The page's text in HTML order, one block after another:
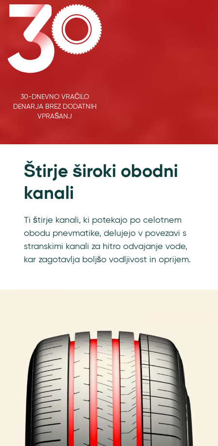
30-DNEVNO VRAČILO
DENARJA BREZ DODATNIH
VPRAŠANJ
Štirje široki obodni
kanali
Ti štirje kanali, ki potekajo po celotnem
obodu pnevmatike, delujejo v povezavi s
stranskimi kanali za hitro odvajanje vode,
kar zagotavlja boljšo vodljivost in oprijem.